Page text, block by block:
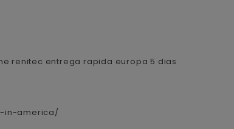
renitec entrega rapida europa 5 dias
in-america/